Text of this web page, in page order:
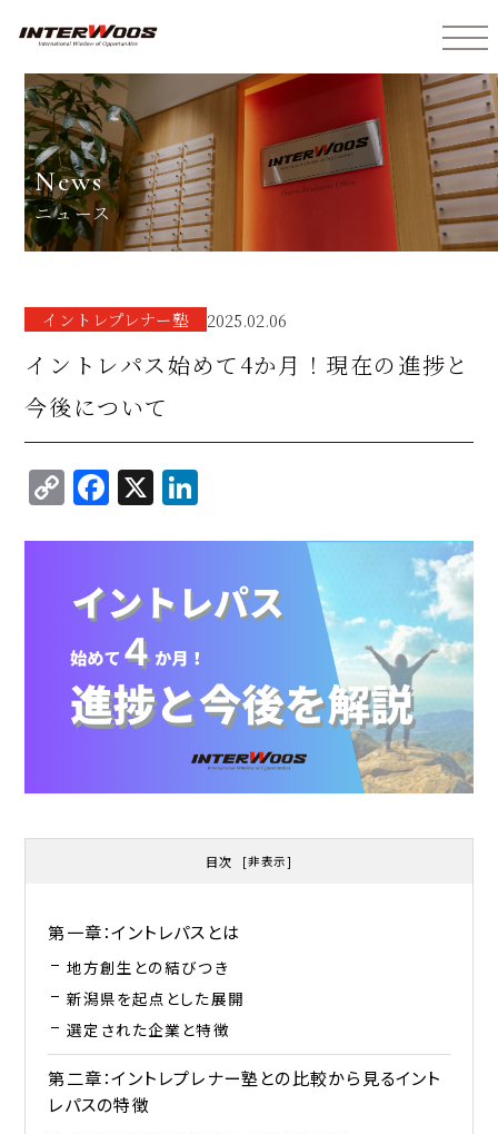
news
ニュース
イントレプレナー塾 2025.02.06
イントレパス始めて4か月！現在の進捗と
今後について
C
o
p
y
Li
n
k
F
a
c
e
b
o
o
k
X
k
e
d
I
n
目次 [非表示]
第一章：イントレパスとは
地方創生との結びつき
新潟県を起点とした展開
選定された企業と特徴
第二章：イントレプレナー塾との比較から見るイント
レパスの特徴